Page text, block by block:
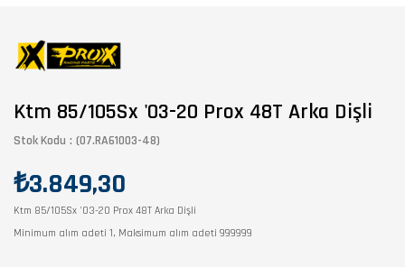
Ktm 85/105Sx '03-20 Prox 48T Arka Dişli
Stok Kodu (07.RA61003-48)
₺3.849,30
Ktm 85/105Sx '03-20 Prox 48T Arka Dişli
Minimum alım adeti 1, Maksimum alım adeti 999999